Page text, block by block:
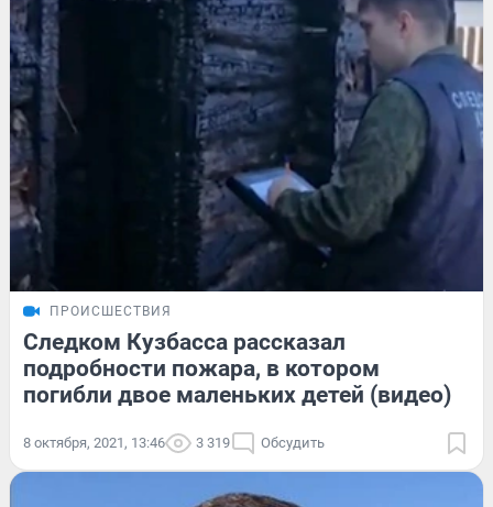
ПРОИСШЕСТВИЯ
Следком Кузбасса рассказал
подробности пожара, в котором
погибли двое маленьких детей (видео)
8 октября, 2021, 13:46 3 319 Обсудить